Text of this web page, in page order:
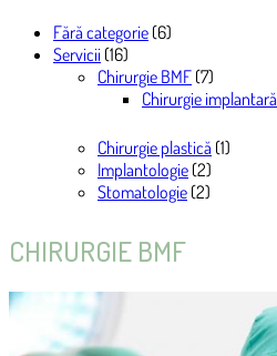
Fără categorie (6)
Servicii (16)
Chirurgie BMF (7)
Chirurgie implantară
Chirurgie plastică (1)
Implantologie (2)
Stomatologie (2)
CHIRURGIE BMF